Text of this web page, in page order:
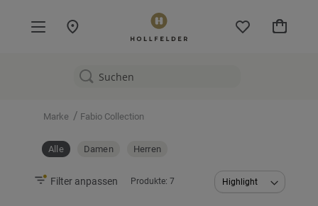
Mein
Marke / Fabio Collection
Alle Damen Herren
Produkte: 7
Filter anpassen